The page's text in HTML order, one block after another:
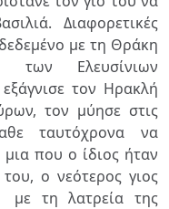
Διαφορετικές
με τη Θράκη
των Ελευσίνιων
τον Ηρακλή
τον μύησε στις
ταυτόχρονα να
που ο ίδιος ήταν
ο νεότερος γιος
με τη λατρεία της